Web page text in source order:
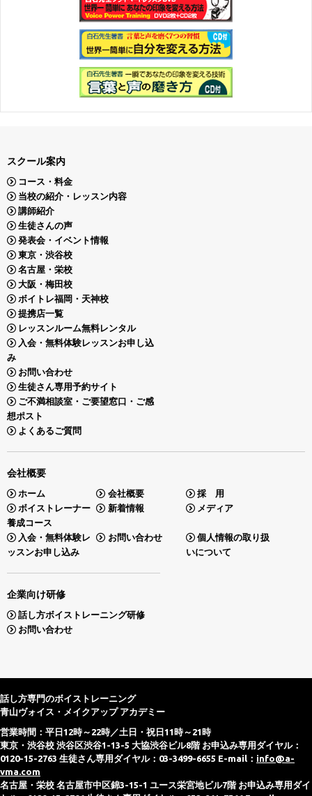
スクール案内
コース・料金
当校の紹介・レッスン内容
講師紹介
生徒さんの声
発表会・イベント情報
東京・渋谷校
名古屋・栄校
大阪・梅田校
ボイトレ福岡・天神校
提携店一覧
レッスンルーム無料レンタル
入会・無料体験レッスンお申し込
み
お問い合わせ
生徒さん専用予約サイト
ご不満相談室・ご要望窓口・ご感
想ポスト
よくあるご質問
会社概要
ホーム 会社概要
採 用
ボイストレーナー
養成コース
新着情報 メディア
入会・無料体験レ
ッスンお申し込み
お問い合わせ
個人情報の取り扱
いについて
企業向け研修
話し方ボイストレーニング研修
お問い合わせ
話し方専門のボイストレーニング
青山ヴォイス・メイクアップ アカデミー
営業時間：平日12時～22時／土日・祝日11時～21時
東京・渋谷校 渋谷区渋谷1-13-5 大協渋谷ビル8階 お申込み専用ダイヤル：
0120-15-2763 生徒さん専用ダイヤル：03-3499-6655 E-mail： info@a-
vma.com
名古屋・栄校 名古屋市中区錦3-15-1 ユース栄宮地ビル7階 お申込み専用ダイ